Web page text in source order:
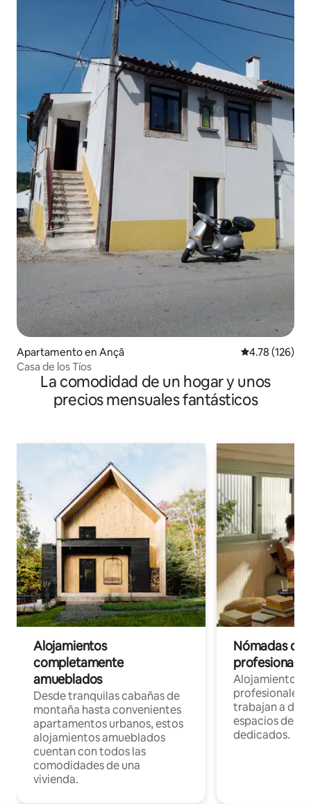
Apartamento en Ançã Calificación
4.78 (126)
Casa de los Tíos
La comodidad de un hogar y unos
precios mensuales fantásticos
Alojamientos
completamente
amueblados
Desde tranquilas cabañas de
montaña hasta convenientes
apartamentos urbanos, estos
alojamientos amueblados
cuentan con todos las
comodidades de una
vivienda.
Nómadas
Alojamientos
profesionales
trabajan a
espacios de
dedicados.